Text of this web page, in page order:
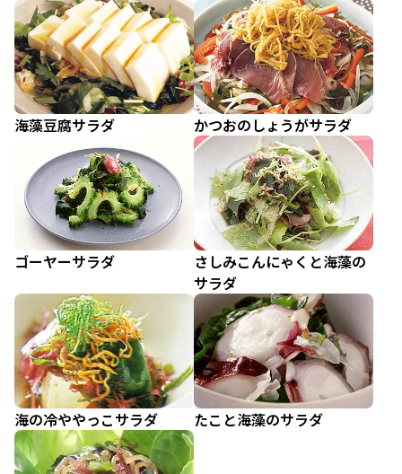
海藻豆腐サラダ かつおのしょうがサラダ
ゴーヤーサラダ
さしみこんにゃくと海藻の
サラダ
海の冷ややっこサラダ たこと海藻のサラダ